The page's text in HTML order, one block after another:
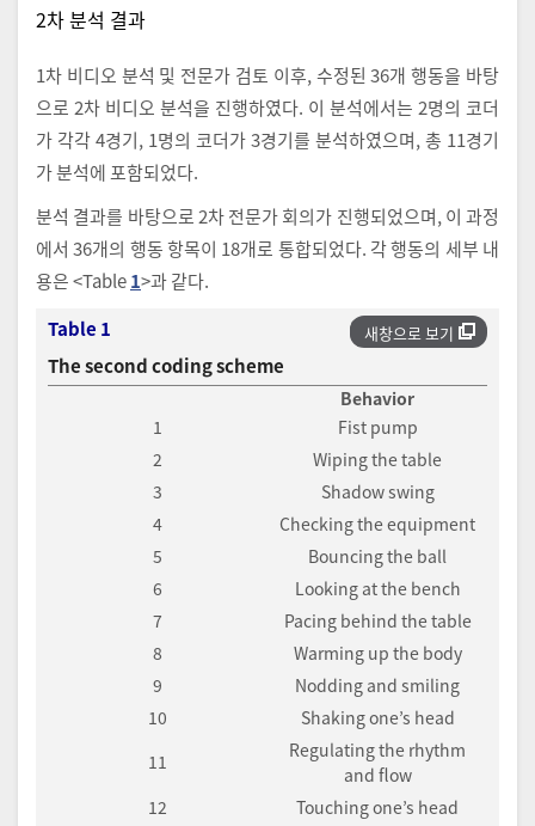
2차 분석 결과
1차 비디오 분석 및 전문가 검토 이후, 수정된 36개 행동을 바탕
으로 2차 비디오 분석을 진행하였다. 이 분석에서는 2명의 코더
가 각각 4경기, 1명의 코더가 3경기를 분석하였으며, 총 11경기
가 분석에 포함되었다.
분석 결과를 바탕으로 2차 전문가 회의가 진행되었으며, 이 과정
에서 36개의 행동 항목이 18개로 통합되었다. 각 행동의 세부 내
용은 <Table1>과 같다.
새창으로 보기
Table 1
The second coding scheme
Behavior
1
Fist pump
2
Wiping the table
3
Shadow swing
4
Checking the equipment
5
Bouncing the ball
6
Looking at the bench
7
Pacing behind the table
8
Warming up the body
9
Nodding and smiling
10
Shaking one’s head
11
Regulating the rhythm
and flow
12
Touching one’s head